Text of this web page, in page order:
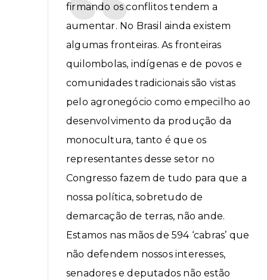
firmando os conflitos tendem a
aumentar. No Brasil ainda existem
algumas fronteiras. As fronteiras
quilombolas, indígenas e de povos e
comunidades tradicionais são vistas
pelo agronegócio como empecilho ao
desenvolvimento da produção da
monocultura, tanto é que os
representantes desse setor no
Congresso fazem de tudo para que a
nossa política, sobretudo de
demarcação de terras, não ande.
Estamos nas mãos de 594 ‘cabras’ que
não defendem nossos interesses,
senadores e deputados não estão